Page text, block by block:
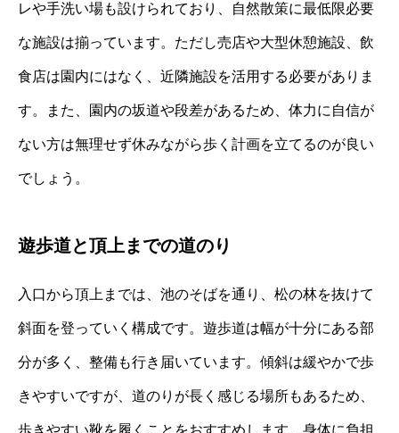
レや手洗い場も設けられており、自然散策に最低限必要
な施設は揃っています。ただし売店や大型休憩施設、飲
食店は園内にはなく、近隣施設を活用する必要がありま
す。また、園内の坂道や段差があるため、体力に自信が
ない方は無理せず休みながら歩く計画を立てるのが良い
でしょう。
遊歩道と頂上までの道のり
入口から頂上までは、池のそばを通り、松の林を抜けて
斜面を登っていく構成です。遊歩道は幅が十分にある部
分が多く、整備も行き届いています。傾斜は緩やかで歩
きやすいですが、道のりが長く感じる場所もあるため、